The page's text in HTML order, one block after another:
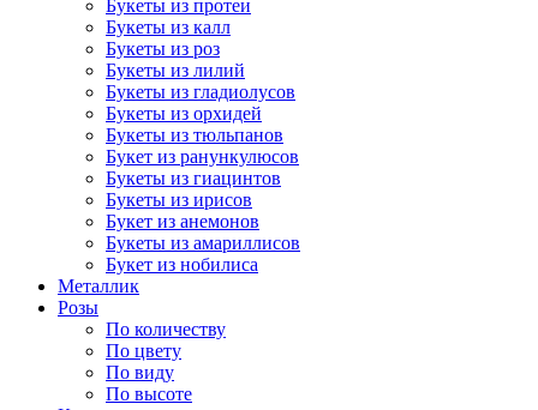
Букеты из протеи
Букеты из калл
Букеты из роз
Букеты из лилий
Букеты из гладиолусов
Букеты из орхидей
Букеты из тюльпанов
Букет из ранункулюсов
Букеты из гиацинтов
Букеты из ирисов
Букет из анемонов
Букеты из амариллисов
Букет из нобилиса
Металлик
Розы
По количеству
По цвету
По виду
По высоте